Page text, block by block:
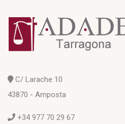
C/ Larache 10
43870 - Amposta
+34 977 70 29 67